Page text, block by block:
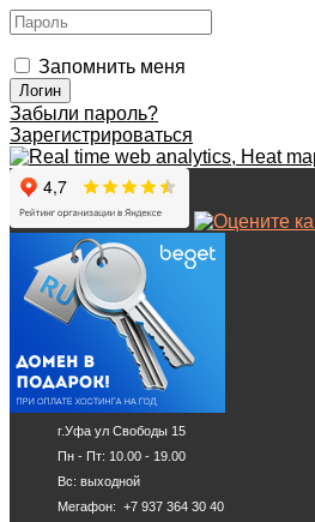
Запомнить меня
Забыли пароль?
Зарегистрироваться
г.Уфа ул Свободы 15
Пн - Пт: 10.00 - 19.00
Вс: выходной
Мегафон: +7 937 364 30 40